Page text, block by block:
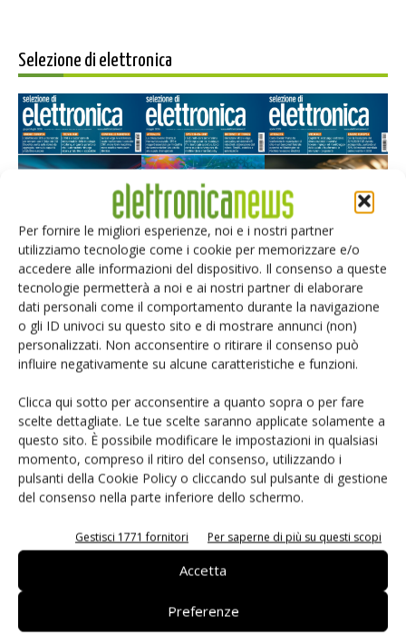
Per fornire le migliori esperienze, noi e i nostri partner
utilizziamo tecnologie come i cookie per memorizzare e/o
accedere alle informazioni del dispositivo. Il consenso a queste
tecnologie permetterà a noi e ai nostri partner di elaborare
dati personali come il comportamento durante la navigazione
o gli ID univoci su questo sito e di mostrare annunci (non)
personalizzati. Non acconsentire o ritirare il consenso può
influire negativamente su alcune caratteristiche e funzioni.
Clicca qui sotto per acconsentire a quanto sopra o per fare
scelte dettagliate. Le tue scelte saranno applicate solamente a
questo sito. È possibile modificare le impostazioni in qualsiasi
momento, compreso il ritiro del consenso, utilizzando i
pulsanti della Cookie Policy o cliccando sul pulsante di gestione
del consenso nella parte inferiore dello schermo.
Gestisci 1771 fornitori Per saperne di più su questi scopi
Accetta
Preferenze
Selezione di elettronica
Edicola web
PCB Magazine
Edicola web
ISCRIVITI ALLA NEWSLETTER